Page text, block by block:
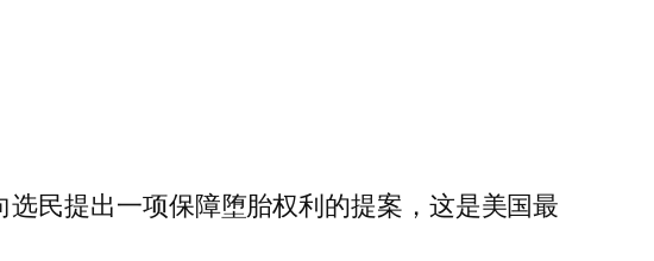
民提出一项保障堕胎权利的提案，这是美国最